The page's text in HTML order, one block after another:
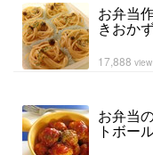
お弁当
きおか
17,888 view
お弁当
トボー